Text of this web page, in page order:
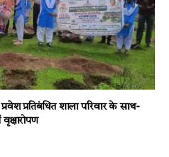
प्रतिबंधित शाला परिवार के साथ-